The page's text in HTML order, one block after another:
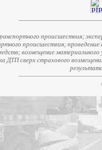
происшествия;
происшествия;
возмещение
ДТП сверх страхового